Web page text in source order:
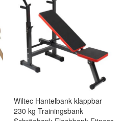
Wiltec Hantelbank klappbar
230 kg Trainingsbank